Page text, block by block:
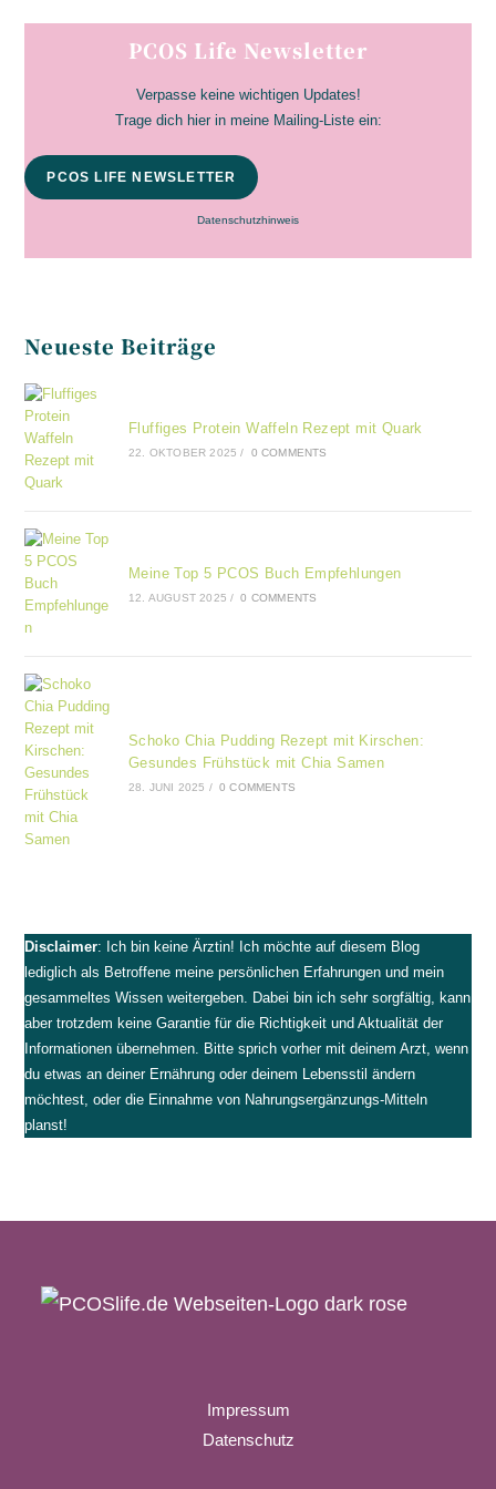
PCOS Life Newsletter
Verpasse keine wichtigen Updates!
Trage dich hier in meine Mailing-Liste ein:
PCOS LIFE NEWSLETTER
Datenschutzhinweis
Neueste Beiträge
Fluffiges Protein Waffeln Rezept mit Quark
22. OKTOBER 2025 / 0 COMMENTS
Meine Top 5 PCOS Buch Empfehlungen
12. AUGUST 2025 / 0 COMMENTS
Schoko Chia Pudding Rezept mit Kirschen:
Gesundes Frühstück mit Chia Samen
28. JUNI 2025 / 0 COMMENTS
Disclaimer: Ich bin keine Ärztin! Ich möchte auf diesem Blog
lediglich als Betroffene meine persönlichen Erfahrungen und mein
gesammeltes Wissen weitergeben. Dabei bin ich sehr sorgfältig, kann
aber trotzdem keine Garantie für die Richtigkeit und Aktualität der
Informationen übernehmen. Bitte sprich vorher mit deinem Arzt, wenn
du etwas an deiner Ernährung oder deinem Lebensstil ändern
möchtest, oder die Einnahme von Nahrungsergänzungs-Mitteln
planst!
Impressum
Datenschutz